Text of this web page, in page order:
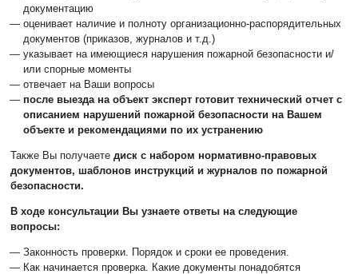
документацию
оценивает наличие и полноту организационно-распорядительных
документов (приказов, журналов и т.д.)
указывает на имеющиеся нарушения пожарной безопасности и/
или спорные моменты
отвечает на Ваши вопросы
после выезда на объект эксперт готовит технический отчет с
описанием нарушений пожарной безопасности на Вашем
объекте и рекомендациями по их устранению
Также Вы получаете диск с набором нормативно-правовых
документов, шаблонов инструкций и журналов по пожарной
безопасности.
В ходе консультации Вы узнаете ответы на следующие
вопросы:
Законность проверки. Порядок и сроки ее проведения.
Как начинается проверка. Какие документы понадобятся